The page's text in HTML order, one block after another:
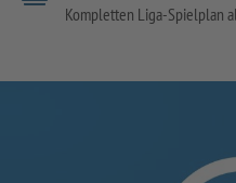
Kompletten Liga-Spielplan